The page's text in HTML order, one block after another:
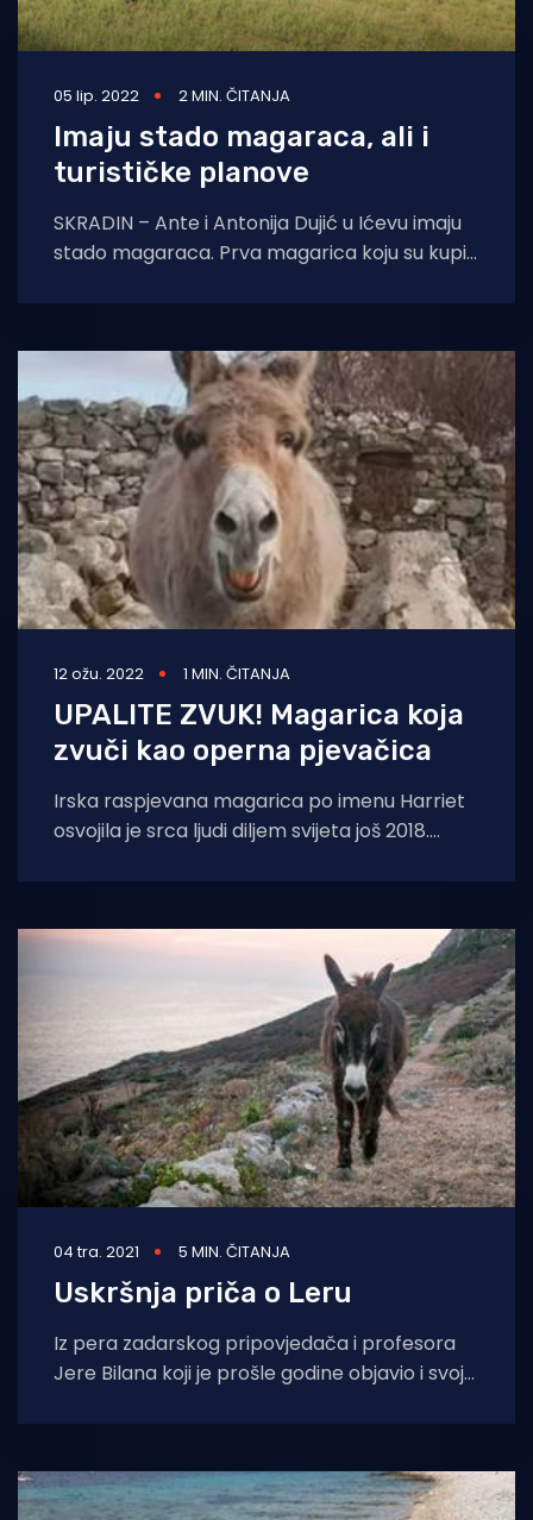
05 lip. 2022 2 MIN. ČITANJA
Imaju stado magaraca, ali i
turističke planove
SKRADIN – Ante i Antonija Dujić u Ićevu imaju
stado magaraca. Prva magarica koju su kupili
12 ožu. 2022 1 MIN. ČITANJA
UPALITE ZVUK! Magarica koja
zvuči kao operna pjevačica
Irska raspjevana magarica po imenu Harriet
osvojila je srca ljudi diljem svijeta još 2018.
04 tra. 2021 5 MIN. ČITANJA
Uskršnja priča o Leru
Iz pera zadarskog pripovjedača i profesora
Jere Bilana koji je prošle godine objavio i svoju